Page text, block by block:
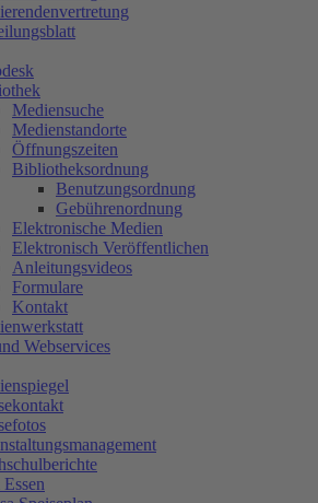
Mediensuche
Medienstandorte
Öffnungszeiten
Bibliotheksordnung
Benutzungsordnung
Gebührenordnung
Elektronische Medien
Elektronisch Veröffentlichen
Anleitungsvideos
Formulare
Kontakt
Webservices